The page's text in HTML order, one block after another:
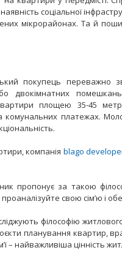
соціальної
мікрорайонах. Та й
покупець переважно
двокімнатних
площею 35-45
платежах.
компанія blago
пропонує за такою
свою сім’ю і
філософію
планування квартир,
– найважливіша цінність